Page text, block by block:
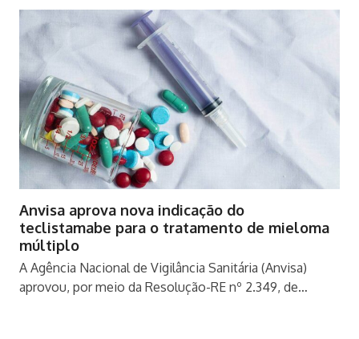
Anvisa aprova nova indicação do
teclistamabe para o tratamento de mieloma
múltiplo
A Agência Nacional de Vigilância Sanitária (Anvisa)
aprovou, por meio da Resolução-RE nº 2.349, de…